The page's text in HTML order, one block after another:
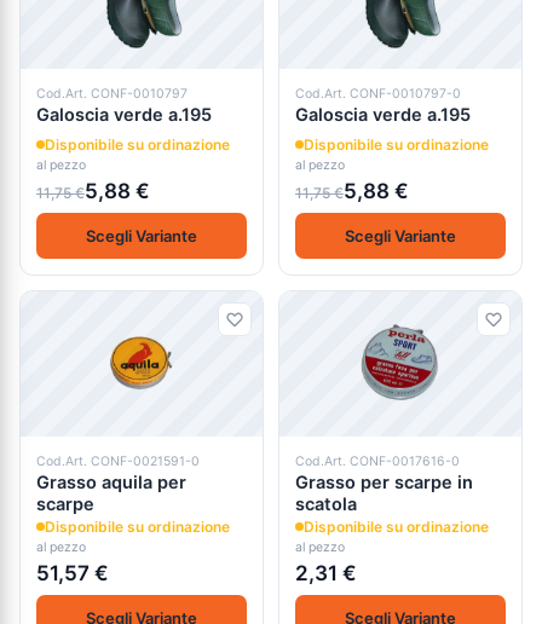
Cod.Art. CONF-0010797
Galoscia verde a.195
Disponibile su ordinazione
al pezzo
11,75 €5,88 €
Scegli Variante
Cod.Art. CONF-0010797-0
Galoscia verde a.195
Disponibile su ordinazione
al pezzo
11,75 €5,88 €
Scegli Variante
Cod.Art. CONF-0021591-0
Grasso aquila per
scarpe
Disponibile su ordinazione
al pezzo
51,57 €
Scegli Variante
Cod.Art. CONF-0017616-0
Grasso per scarpe in
scatola
Disponibile su ordinazione
al pezzo
2,31 €
Scegli Variante